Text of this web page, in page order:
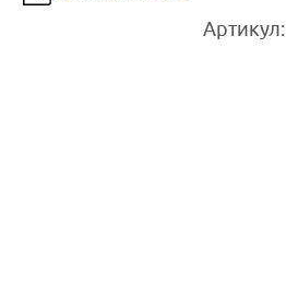
Артикул: